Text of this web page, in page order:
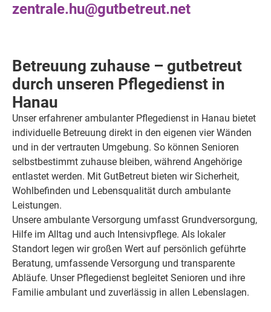
zentrale.hu@gutbetreut.net
Betreuung zuhause – gutbetreut
durch unseren Pflegedienst in
Hanau
Unser erfahrener ambulanter Pflegedienst in Hanau bietet
individuelle Betreuung direkt in den eigenen vier Wänden
und in der vertrauten Umgebung. So können Senioren
selbstbestimmt zuhause bleiben, während Angehörige
entlastet werden. Mit GutBetreut bieten wir Sicherheit,
Wohlbefinden und Lebensqualität durch ambulante
Leistungen.
Unsere ambulante Versorgung umfasst Grundversorgung,
Hilfe im Alltag und auch Intensivpflege. Als lokaler
Standort legen wir großen Wert auf persönlich geführte
Beratung, umfassende Versorgung und transparente
Abläufe. Unser Pflegedienst begleitet Senioren und ihre
Familie ambulant und zuverlässig in allen Lebenslagen.